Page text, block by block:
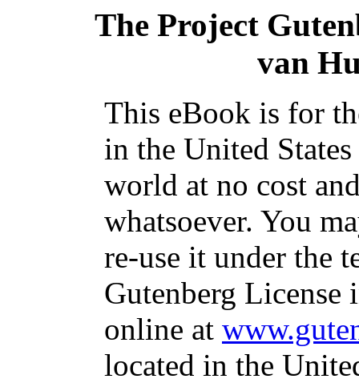
The Project
van
This eBook is for
in the United
world at no cost
whatsoever. You
re-use it under the
Gutenberg
online at
located in the